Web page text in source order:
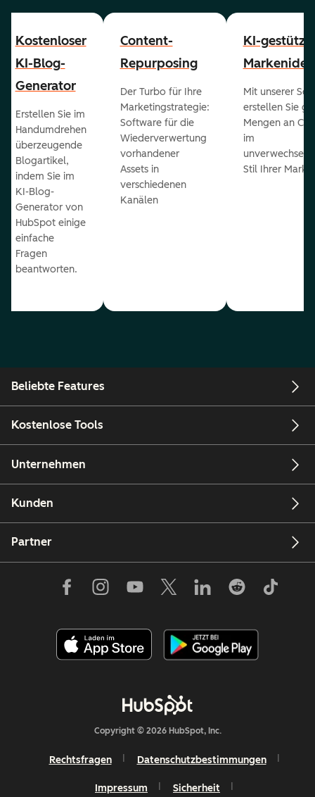
Kostenloser
KI-Blog-
Generator
Erstellen Sie im
Handumdrehen
überzeugende
Blogartikel,
indem Sie im
KI-Blog-
Generator von
HubSpot einige
einfache
Fragen
beantworten.
Content-
Repurposing
Der Turbo für Ihre
Marketingstrategie:
Software für die
Wiederverwertung
vorhandener
Assets in
verschiedenen
Kanälen
KI-
Mit unserer
erstellen Sie
Mengen an
im
Stil Ihrer Marke.
Beliebte Features
Kostenlose Tools
Unternehmen
Kunden
Partner
Copyright © 2026 HubSpot, Inc.
Rechtsfragen Datenschutzbestimmungen
Impressum Sicherheit